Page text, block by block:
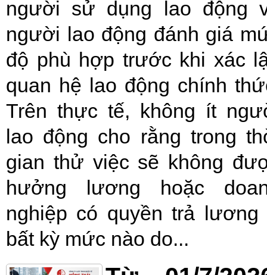
người sử dụng lao động
người lao động đánh giá
độ phù hợp trước khi xác
quan hệ lao động chính
Trên thực tế, không ít
lao động cho rằng trong
gian thử việc sẽ không
hưởng lương hoặc
nghiệp có quyền trả lương
bất kỳ mức nào do...